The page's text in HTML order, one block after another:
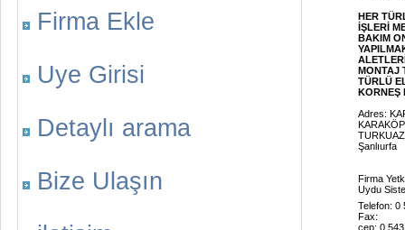
Firma Ekle
Uye Girisi
Detaylı arama
Bize Ulaşın
HER
İŞLERİ
BAKIM
MONTAJ
TÜRLÜ
KORNEŞ
Adres:
Şanlıurfa
Firma
Uydu
Telefon: 0
Fax:
cep: 0